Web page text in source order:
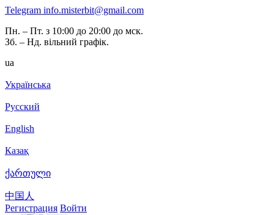
Telegram info.misterbit@gmail.com
Пн. – Пт. з 10:00 до 20:00 до мск.
Зб. – Нд. вільний графік.
ua
Українська
Русский
English
Казақ
ქართული
中国人
Регистрация Войти